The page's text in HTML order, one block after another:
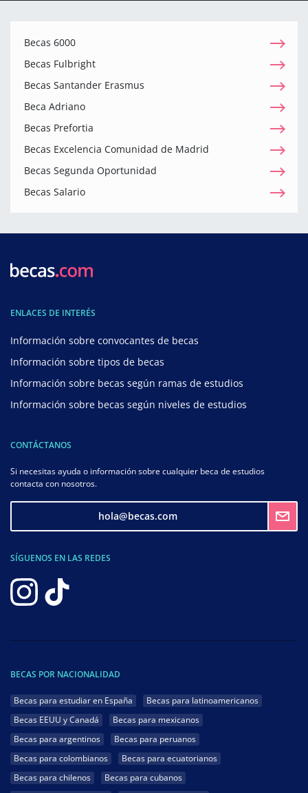
Becas 6000
Becas Fulbright
Becas Santander Erasmus
Beca Adriano
Becas Prefortia
Becas Excelencia Comunidad de Madrid
Becas Segunda Oportunidad
Becas Salario
ENLACES DE INTERÉS
Información sobre convocantes de becas
Información sobre tipos de becas
Información sobre becas según ramas de estudios
Información sobre becas según niveles de estudios
CONTÁCTANOS
Si necesitas ayuda o información sobre cualquier beca de estudios
contacta con nosotros.
hola@becas.com
SÍGUENOS EN LAS REDES
BECAS POR NACIONALIDAD
Becas para estudiar en España
Becas para latinoamericanos
Becas EEUU y Canadá
Becas para mexicanos
Becas para argentinos
Becas para peruanos
Becas para colombianos
Becas para ecuatorianos
Becas para chilenos
Becas para cubanos